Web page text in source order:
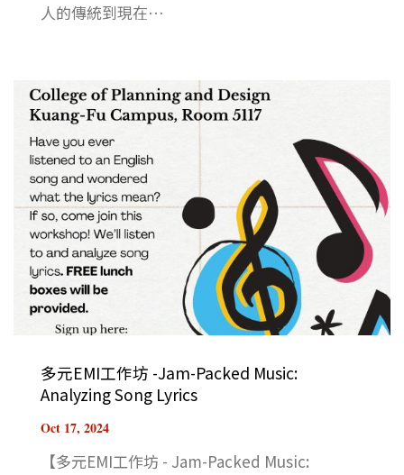
人的傳統到現在⋯
多元EMI工作坊 -Jam-Packed Music:
Analyzing Song Lyrics
Oct 17, 2024
【多元EMI工作坊 - Jam-Packed Music: